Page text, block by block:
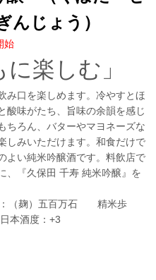
んじょう）
始
に楽しむ」
み口を楽しめます。冷やすとほ
酸味がたち、旨味の余韻を感じ
ちろん、バターやマヨネーズな
しみいただけます。和食だけで
よい純米吟醸酒です。料飲店で
、『久保田 千寿 純米吟醸』を
（麹）五百万石 精米歩
本酒度：+3